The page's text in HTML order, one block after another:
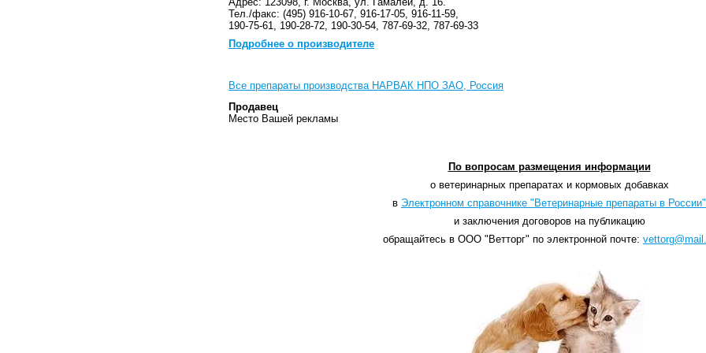
Тел./факс: (495) 916-10-67, 916-17-05, 916-11-59,
190-75-61, 190-28-72, 190-30-54, 787-69-32, 787-69-33
Подробнее о производителе
Все препараты производства НАРВАК НПО ЗАО, Россия
Продавец
Место Вашей рекламы
По вопросам размещения информации
о ветеринарных препаратах и кормовых добавках
в Электронном справочнике "Ветеринарные препараты в России"
и заключения договоров на публикацию
обращайтесь в ООО "Ветторг" по электронной почте: